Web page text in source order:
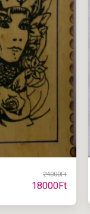
24000Ft
18000Ft